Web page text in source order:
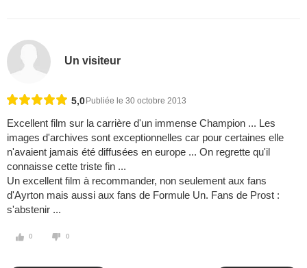
Un visiteur
5,0 Publiée le 30 octobre 2013
Excellent film sur la carrière d'un immense Champion ... Les
images d'archives sont exceptionnelles car pour certaines elle
n'avaient jamais été diffusées en europe ... On regrette qu'il
connaisse cette triste fin ...
Un excellent film à recommander, non seulement aux fans
d'Ayrton mais aussi aux fans de Formule Un. Fans de Prost :
s'abstenir ...
0 0